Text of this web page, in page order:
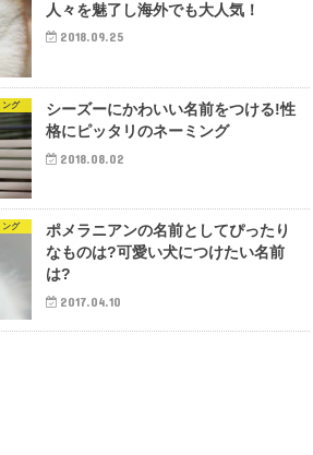
人々を魅了し海外でも大人気！
2018.09.25
ング
シーズーにかわいい名前をつける!性
格にピッタリのネーミング
2018.08.02
ング
ポメラニアンの名前としてぴったり
なものは?可愛い犬につけたい名前
は?
2017.04.10